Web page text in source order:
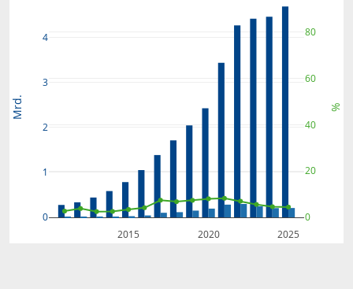
2015 2020 2025
0
1
2
3
4
0
20
40
60
80
Mrd. %